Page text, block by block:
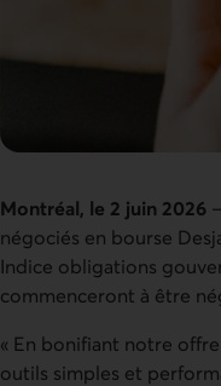
Montréal, le 2 juin 2026
négociés en bourse
Indice obligations
commenceront à être
« En bonifiant notre
outils simples et